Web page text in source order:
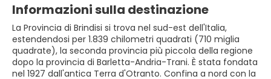
Informazioni sulla destinazione
La Provincia di Brindisi si trova nel sud-est dell'Italia,
estendendosi per 1.839 chilometri quadrati (710 miglia
quadrate), la seconda provincia più piccola della regione
dopo la provincia di Barletta-Andria-Trani. È stata fondata
nel 1927 dall'antica Terra d'Otranto. Confina a nord con la